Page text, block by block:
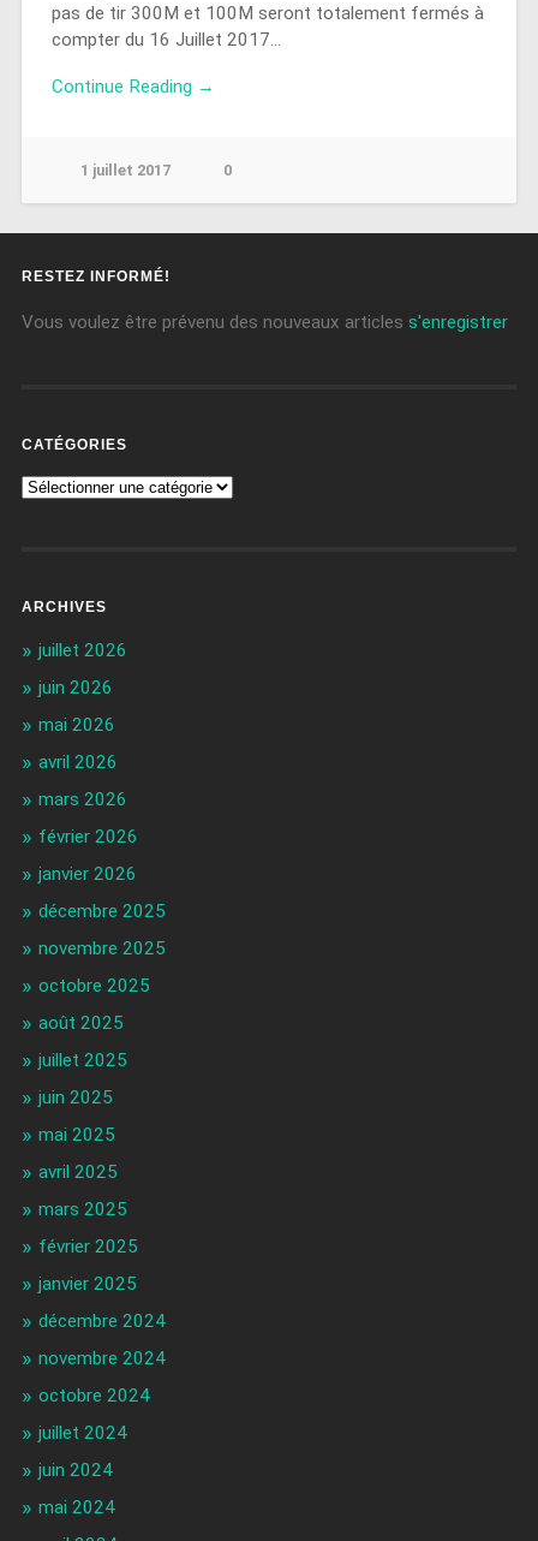
pas de tir 300M et 100M seront totalement fermés à
compter du 16 Juillet 2017…
Continue Reading →
1 juillet 2017 0
RESTEZ INFORMÉ!
Vous voulez être prévenu des nouveaux articles s'enregistrer
CATÉGORIES
ARCHIVES
juillet 2026
juin 2026
mai 2026
avril 2026
mars 2026
février 2026
janvier 2026
décembre 2025
novembre 2025
octobre 2025
août 2025
juillet 2025
juin 2025
mai 2025
avril 2025
mars 2025
février 2025
janvier 2025
décembre 2024
novembre 2024
octobre 2024
juillet 2024
juin 2024
mai 2024